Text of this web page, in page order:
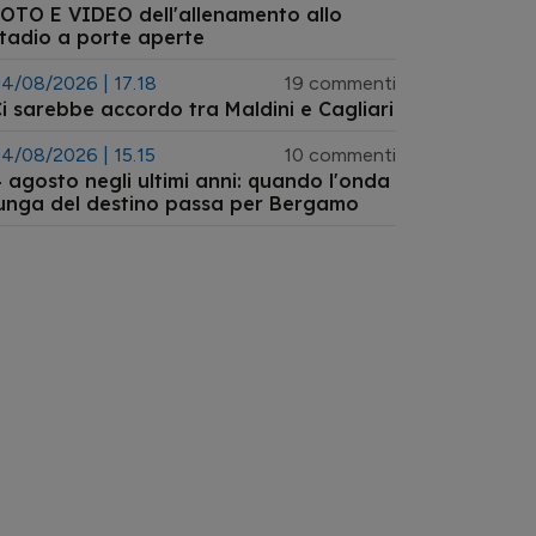
E VIDEO dell'allenamento allo
a porte aperte
08/2026 | 17.18 19 commenti
sarebbe accordo tra Maldini e Cagliari
08/2026 | 15.15 10 commenti
agosto negli ultimi anni: quando l'onda
del destino passa per Bergamo